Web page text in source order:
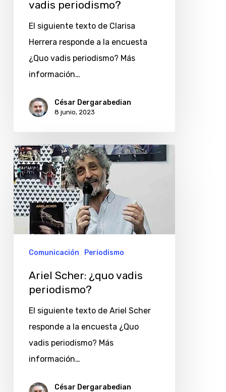
vadis periodismo?
El siguiente texto de Clarisa
Herrera responde a la encuesta
¿Quo vadis periodismo? Más
información…
César Dergarabedian
8 junio, 2023
Ariel
Scher:
¿quo
vadis
periodismo?
Comunicación Periodismo
Ariel Scher: ¿quo vadis
periodismo?
El siguiente texto de Ariel Scher
responde a la encuesta ¿Quo
vadis periodismo? Más
información…
César Dergarabedian